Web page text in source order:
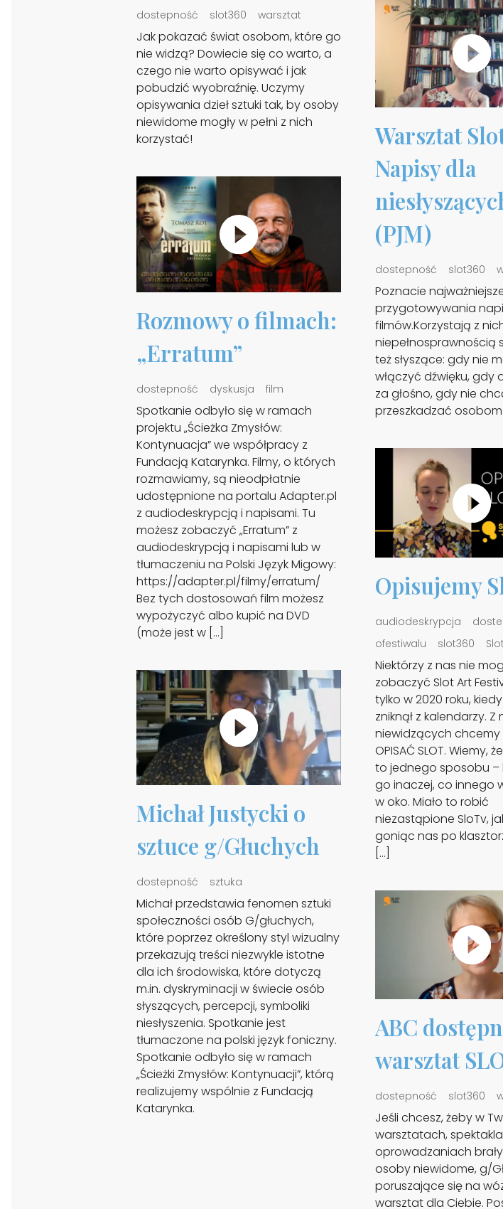
dostepność slot360 warsztat
Jak pokazać świat osobom, które go
nie widzą? Dowiecie się co warto, a
czego nie warto opisywać i jak
pobudzić wyobraźnię. Uczymy
opisywania dzieł sztuki tak, by osoby
niewidome mogły w pełni z nich
korzystać!
Rozmowy o filmach:
„Erratum”
dostepność dyskusja film
Spotkanie odbyło się w ramach
projektu „Ścieżka Zmysłów:
Kontynuacja” we współpracy z
Fundacją Katarynka. Filmy, o których
rozmawiamy, są nieodpłatnie
udostępnione na portalu Adapter.pl
z audiodeskrypcją i napisami. Tu
możesz zobaczyć „Erratum” z
audiodeskrypcją i napisami lub w
tłumaczeniu na Polski Język Migowy:
https://adapter.pl/filmy/erratum/
Bez tych dostosowań film możesz
wypożyczyć albo kupić na DVD
(może jest w […]
Michał Justycki o
sztuce g/Głuchych
dostepność sztuka
Michał przedstawia fenomen sztuki
społeczności osób G/głuchych,
które poprzez określony styl wizualny
przekazują treści niezwykle istotne
dla ich środowiska, które dotyczą
m.in. dyskryminacji w świecie osób
słyszących, percepcji, symboliki
niesłyszenia. Spotkanie jest
tłumaczone na polski język foniczny.
Spotkanie odbyło się w ramach
„Ścieżki Zmysłów: Kontynuacji”, którą
realizujemy wspólnie z Fundacją
Katarynka.
Warsztat
Napisy dla
(PJM)
dostepność slot360
Poznacie
przygotowywania
filmów.Korzystają z
niepełnosprawnością
też słyszące: gdy nie
włączyć dźwięku, gdy
za głośno, gdy nie
przeszkadzać osobom
Opisujemy
audiodeskrypcja
ofestiwalu
slot360
Niektórzy z nas nie
zobaczyć Slot Art
tylko w 2020 roku,
zniknął z kalendarzy. Z
niewidzących chcemy
OPISAĆ SLOT. Wiemy,
to jednego sposobu –
go inaczej, co innego
w oko. Miało to robić
niezastąpione SloTv,
goniąc nas po
[…]
ABC
warsztat
dostepność slot360
Jeśli chcesz, żeby w
warsztatach,
oprowadzaniach brały
osoby niewidome, g/
poruszające się na
warsztat dla Ciebie.